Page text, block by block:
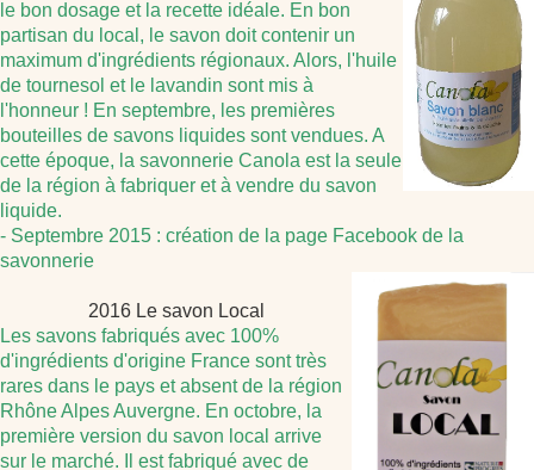
le bon dosage et la recette idéale. En bon
partisan du local, le savon doit contenir un
maximum d'ingrédients régionaux. Alors, l'huile
de tournesol et le lavandin sont mis à
l'honneur ! En septembre, les premières
bouteilles de savons liquides sont vendues. A
cette époque, la savonnerie Canola est la seule
de la région à fabriquer et à vendre du savon
liquide.
- Septembre 2015 : création de la page Facebook de la
savonnerie
2016 Le savon Local
Les savons fabriqués avec 100%
d'ingrédients d'origine France sont très
rares dans le pays et absent de la région
Rhône Alpes Auvergne. En octobre, la
première version du savon local arrive
sur le marché. Il est fabriqué avec de